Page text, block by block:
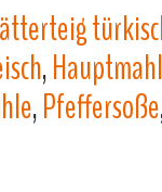
,
,Pfeffersoße